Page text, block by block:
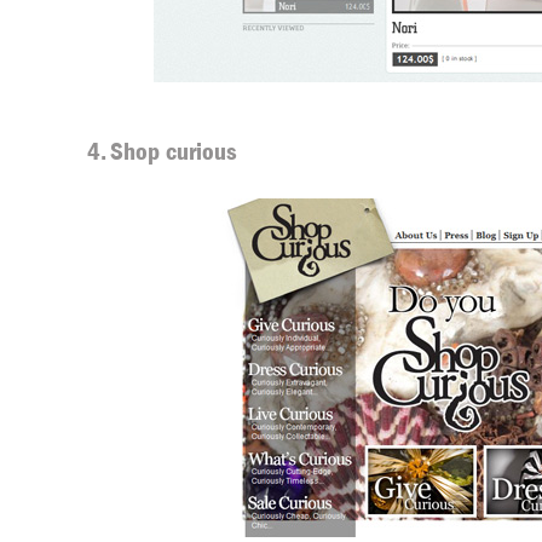
4. Shop curious